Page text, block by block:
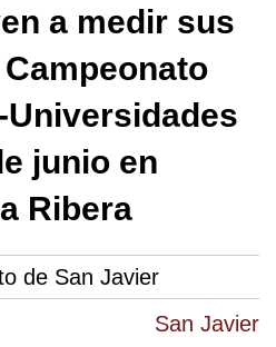
San Javier
a medir sus
junio en
Ribera
de San Javier